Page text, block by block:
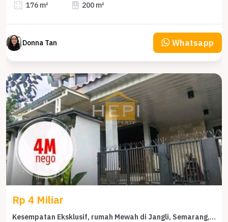
176 m² 200 m²
Donna Tan Whatsapp
Rp 4 Miliar
Kesempatan Eksklusif, rumah Mewah di Jangli, Semarang, LB 500m²